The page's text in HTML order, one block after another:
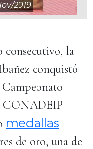
2019
consecutivo, la
conquistó
CONADEIP
medallas
de oro, una de